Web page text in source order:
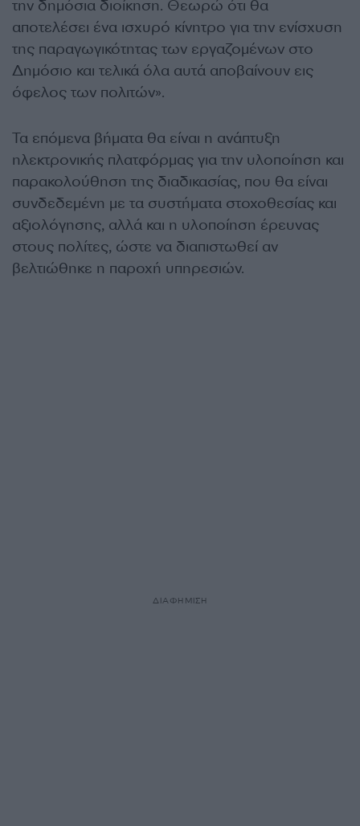
την δημόσια διοίκηση. Θεωρώ ότι θα
αποτελέσει ένα ισχυρό κίνητρο για την ενίσχυση
της παραγωγικότητας των εργαζομένων στο
Δημόσιο και τελικά όλα αυτά αποβαίνουν εις
όφελος των πολιτών».
Τα επόμενα βήματα θα είναι η ανάπτυξη
ηλεκτρονικής πλατφόρμας για την υλοποίηση και
παρακολούθηση της διαδικασίας, που θα είναι
συνδεδεμένη με τα συστήματα στοχοθεσίας και
αξιολόγησης, αλλά και η υλοποίηση έρευνας
στους πολίτες, ώστε να διαπιστωθεί αν
βελτιώθηκε η παροχή υπηρεσιών.
ΔΙΑΦΗΜΙΣΗ